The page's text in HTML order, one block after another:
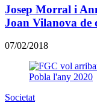
Josep Morral i
Joan Vilanova
07/02/2018
Societat